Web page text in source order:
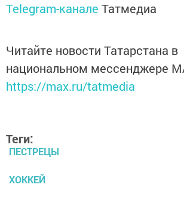
Telegram-канале Татмедиа
Читайте новости Татарстана в
национальном мессенджере
https://max.ru/tatmedia
Теги:
ПЕСТРЕЦЫ
ХОККЕЙ